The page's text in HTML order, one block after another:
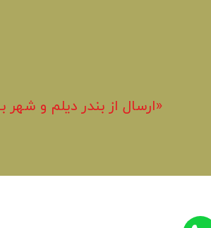
«​ارسال از بندر دیلم و شهر بهبهان»